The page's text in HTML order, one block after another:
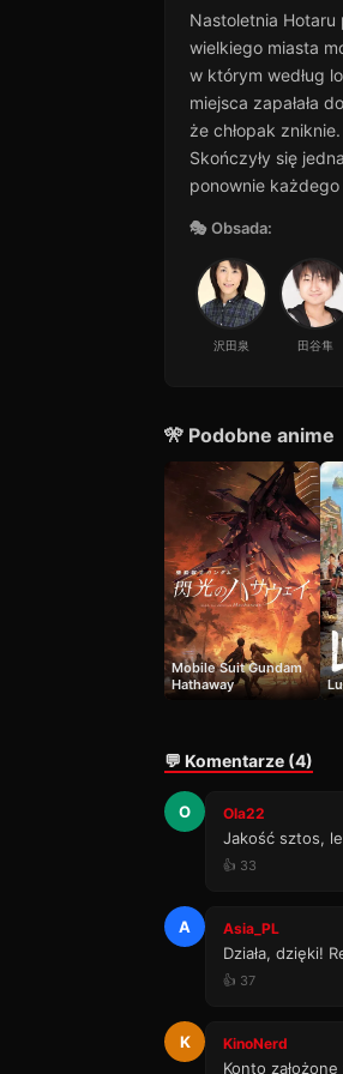
Nastoletnia
wielkiego miasta
w którym według
miejsca zapałała
że chłopak
Skończyły się
ponownie
🎭 Obsada:
沢田泉 田谷隼
🎌 Podobne anime
Mobile Suit Gundam
Hathaway
💬 Komentarze (4)
O Ola22
Jakość sztos,
👍 33
A Asia_PL
Działa, dzięki!
👍 37
K KinoNerd
Konto